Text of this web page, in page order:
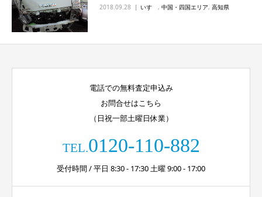
2018.09.28 いすゞ , 中国・四国エリア, 高知県
電話での無料査定申込み
お問合せはこちら
（日祝一部土曜日休業）
TEL.0120-110-882
受付時間 / 平日 8:30 - 17:30 土曜 9:00 - 17:00